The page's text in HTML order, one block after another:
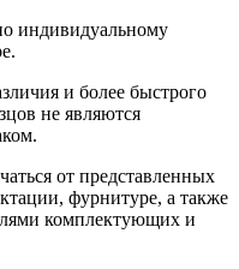
индивидуальному
и более быстрого
не являются
от представленных
фурнитуре, а также
комплектующих и